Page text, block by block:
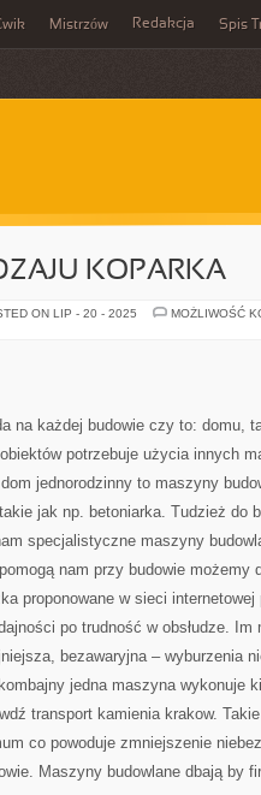
Mistrzów Redakcja Spis
KOPARKA
ON LIP - 20 - 2025
MOŻLIWOŚĆ
na każdej budowie czy to: domu,
potrzebuje użycia innych
jednorodzinny to maszyny
jak np. betoniarka. Tudzież do
specjalistyczne maszyny
nam przy budowie możemy
proponowane w sieci
po trudność w obsłudze. Im
bezawaryjna – wyburzenia
jedna maszyna wykonuje
transport kamienia krakow.
co powoduje zmniejszenie
Maszyny budowlane dbają by